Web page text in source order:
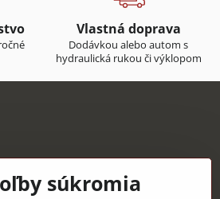
Vlastná doprava
Dodávkou alebo autom s
hydraulická rukou či výklopom
súkromia